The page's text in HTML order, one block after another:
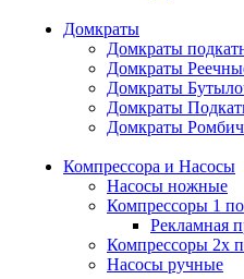
Домкраты
Домкраты
Домкраты
Домкраты
Домкраты
Домкраты
Компрессора и Насосы
Насосы ножные
Компрессоры 1
Рекламная
Компрессоры 2х
Насосы ручные